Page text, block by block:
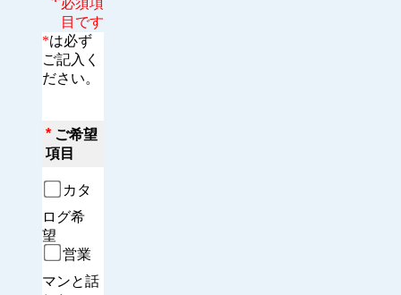
必須項
目です
*は必ず
ご記入く
ださい。
* ご希望
項目
カタ
ログ希
望
営業
マンと話